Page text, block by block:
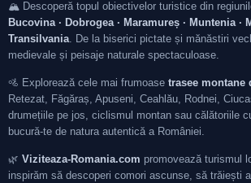
🏔️ Descoperă topul obiectivelor turistice din
Bucovina · Dobrogea · Maramureș · Muntenia ·
Transilvania. De la biserici pictate și mănăstiri
medievale și peisaje naturale spectaculoase.
🚵 Explorează cele mai frumoase trasee montane
Retezat, Făgăraș, Apuseni, Ceahlău, Rodnei,
drumețiile pe jos, ciclismul montan sau călătoriile
bucură-te de natura autentică a României.
🌿 Viziteaza-Romania.com promovează turismul
inspirăm să descoperi comori ascunse, să trăiești